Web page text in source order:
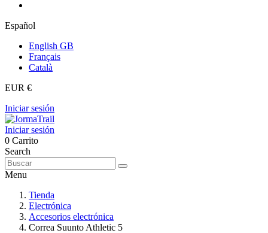
Español
English GB
Français
Català
EUR €
Iniciar sesión
Iniciar sesión
0 Carrito
Search
Menu
Tienda
Electrónica
Accesorios electrónica
Correa Suunto Athletic 5